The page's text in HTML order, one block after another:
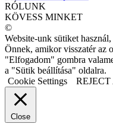
RÓLUNK
KÖVESS MINKET
©
Website-unk sütiket
Önnek, amikor visszatér az
"Elfogadom" gombra
a "Sütik beállítása" oldalra.
Cookie Settings
Close